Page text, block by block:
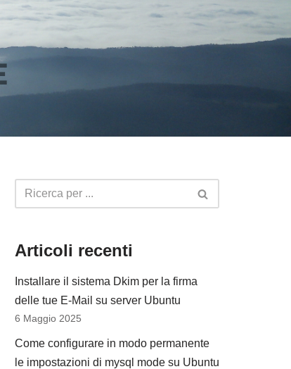
Articoli recenti
Installare il sistema Dkim per la firma
delle tue E-Mail su server Ubuntu
6 Maggio 2025
Come configurare in modo permanente
le impostazioni di mysql mode su Ubuntu